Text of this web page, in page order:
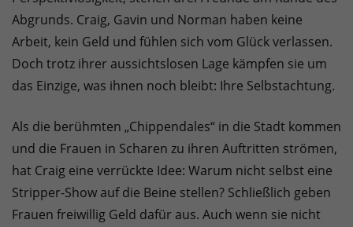
Abgrunds. Craig, Gavin und Norman haben keine
Arbeit, kein Geld und fühlen sich vom Glück verlassen.
Doch trotz ihrer aussichtslosen Lage kämpfen sie um
das Einzige, was ihnen noch bleibt: Ihre Selbstachtung.
Als die berühmten „Chippendales“ in die Stadt kommen
und die Frauen in Scharen zu ihren Auftritten strömen,
hat Craig eine verrückte Idee: Warum nicht selbst eine
Stripper-Show auf die Beine stellen? Schließlich geben
Frauen freiwillig Geld dafür aus. Auch wenn sie nicht